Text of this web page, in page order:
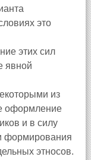
это
этих сил
явной
из
оформление
и в силу
формирования
этносов.